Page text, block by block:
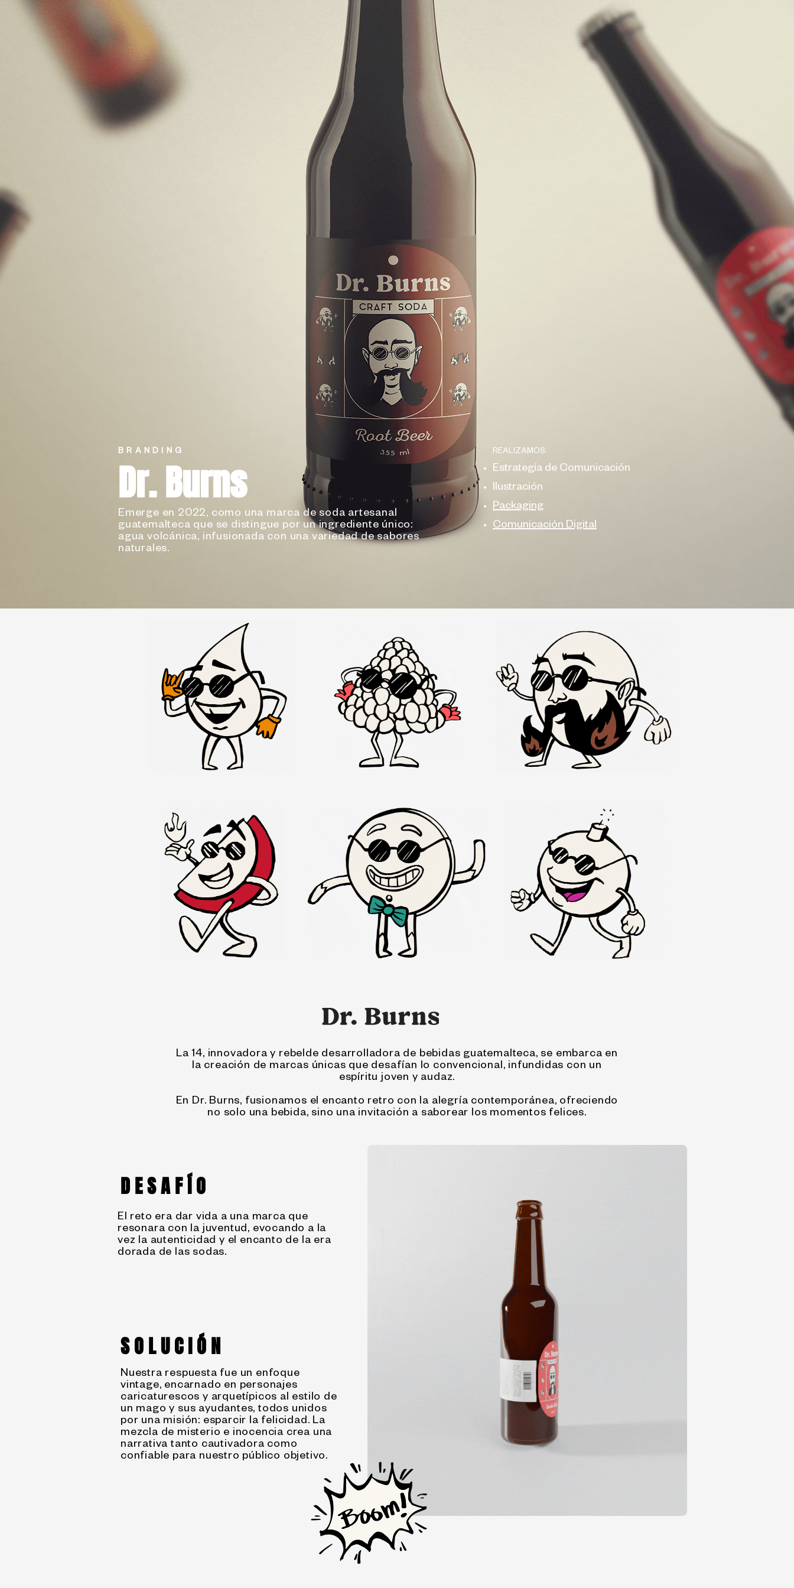
BRANDING
Dr. Burns
Emerge en 2022, como una marca de soda artesanal
guatemalteca que se distingue por un ingrediente único:
agua volcánica, infusionada con una variedad de sabores
naturales.
REALIZAMOS:
Estrategía de Comunicación
Ilustración
Packaging
Comunicación Digital
La 14, innovadora y rebelde desarrolladora de bebidas guatemalteca, se embarca en
la creación de marcas únicas que desafían lo convencional, infundidas con un
espíritu joven y audaz.
En Dr. Burns, fusionamos el encanto retro con la alegría contemporánea, ofreciendo
no solo una bebida, sino una invitación a saborear los momentos felices.
DESAFÍO
El reto era dar vida a una marca que
resonara con la juventud, evocando a la
vez la autenticidad y el encanto de la era
dorada de las sodas.
SOLUCIÓN
Nuestra respuesta fue un enfoque
vintage, encarnado en personajes
caricaturescos y arquetípicos al estilo de
un mago y sus ayudantes, todos unidos
por una misión: esparcir la felicidad. La
mezcla de misterio e inocencia crea una
narrativa tanto cautivadora como
confiable para nuestro público objetivo.